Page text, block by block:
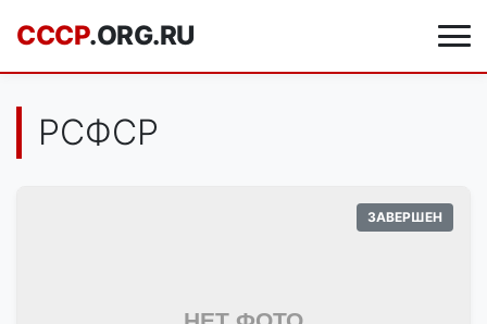
CCCP.ORG.RU
РСФСР
ЗАВЕРШЕН